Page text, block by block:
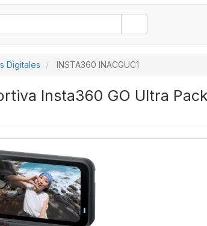
Digitales INSTA360 INACGUC1
Insta360 GO Ultra